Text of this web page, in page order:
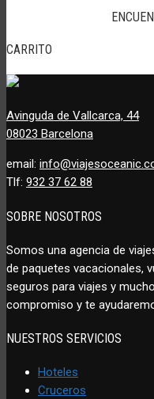
CARRITO
Avinguda de Vallcarca, 44
08023 Barcelona
email:
Tlf: 932 37 62 88
SOBRE NOSOTROS
Somos una agencia de
de paquetes vacacionales,
seguros para viajes y
compromiso y te
NUESTROS SERVICIOS
Hoteles
Cruceros